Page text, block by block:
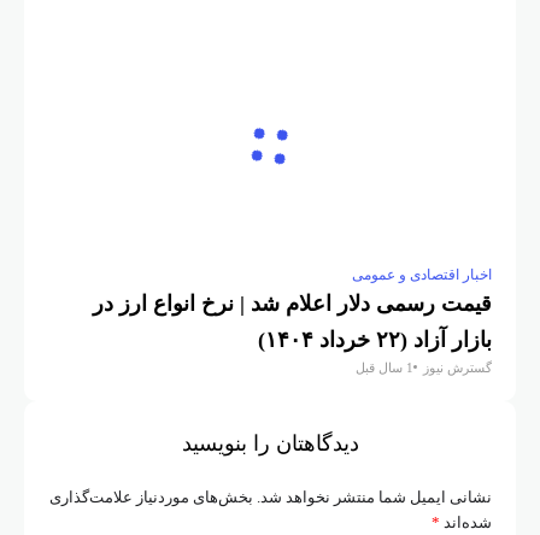
و عمومی
دلار اعلام شد | نرخ انواع ارز در
دیدگاهتان را بنویسید
شما منتشر نخواهد شد. بخش‌های موردنیاز علامت‌گذاری